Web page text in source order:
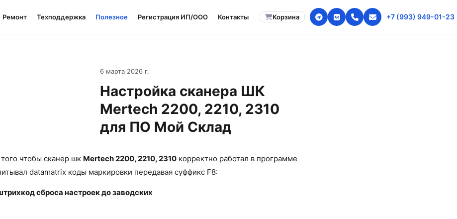
Ремонт Техподдержка Полезное Регистрация ИП/ООО Контакты Корзина +7 (993) 949-01-23
6 марта 2026 г.
Настройка сканера ШК
Mertech 2200, 2210, 2310
для ПО Мой Склад
чтобы сканер шк Mertech 2200, 2210, 2310 корректно работал в программе
datamatrix коды маркировки передавая суффикс F8:
сброса настроек до заводских